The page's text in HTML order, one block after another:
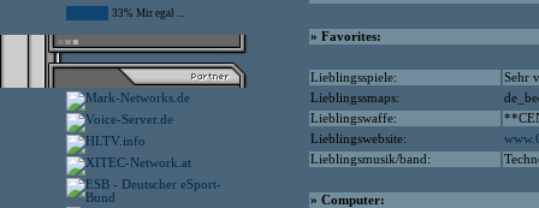
33% Mir egal ...
» Favorites:
Lieblingsspiele:
Sehr
Lieblingssmaps:
Lieblingswaffe:
Lieblingswebsite:
Lieblingsmusik/band:
» Computer: